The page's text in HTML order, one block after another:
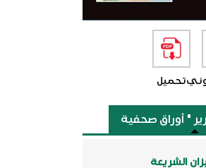
تحميل
" أوراق صحفية
الشريعة